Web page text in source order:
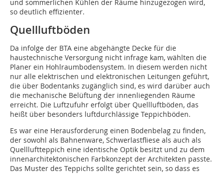
und sommerlichen Kühlen der Räume hinzugezogen wird,
so deutlich effizienter.
Quellluftböden
Da infolge der BTA eine abgehängte Decke für die
haustechnische Versorgung nicht infrage kam, wählten die
Planer ein Hohlraumbodensystem. In diesem werden nicht
nur alle elektrischen und elektronischen Leitungen geführt,
die über Bodentanks zugänglich sind, es wird darüber auch
die mechanische Belüftung der innenliegenden Räume
erreicht. Die Luftzufuhr erfolgt über Quellluftböden, das
heißt über besonders luftdurchlässige Teppichböden.
Es war eine Herausforderung einen Bodenbelag zu finden,
der sowohl als Bahnenware, Schwerlastfliese als auch als
Quellluftteppich eine identische Optik besitzt und zu dem
innenarchitektonischen Farbkonzept der Architekten passte.
Das Muster des Teppichs sollte gerichtet sein, so dass es